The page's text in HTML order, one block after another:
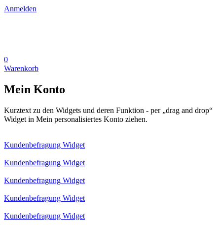
Anmelden
0
Warenkorb
Mein Konto
Kurztext zu den Widgets und deren Funktion - per „drag and drop“
Widget in Mein personalisiertes Konto ziehen.
Kundenbefragung Widget
Kundenbefragung Widget
Kundenbefragung Widget
Kundenbefragung Widget
Kundenbefragung Widget